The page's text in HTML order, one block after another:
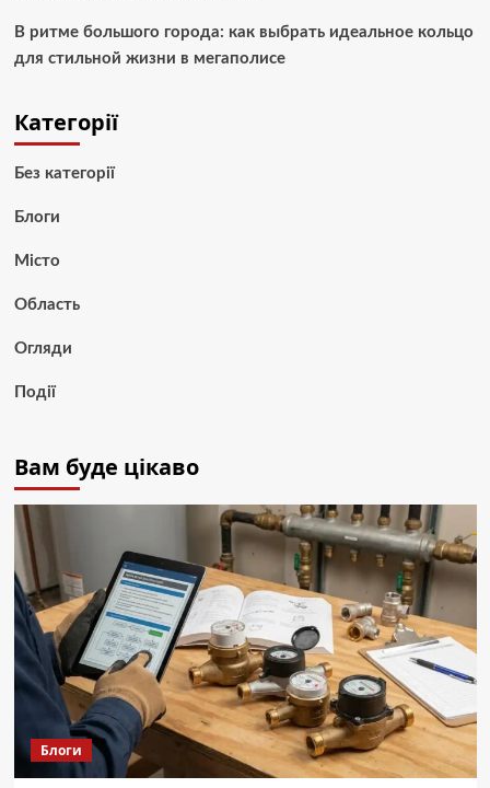
В ритме большого города: как выбрать идеальное кольцо
для стильной жизни в мегаполисе
Категорії
Без категорії
Блоги
Місто
Область
Огляди
Події
Вам буде цікаво
Блоги